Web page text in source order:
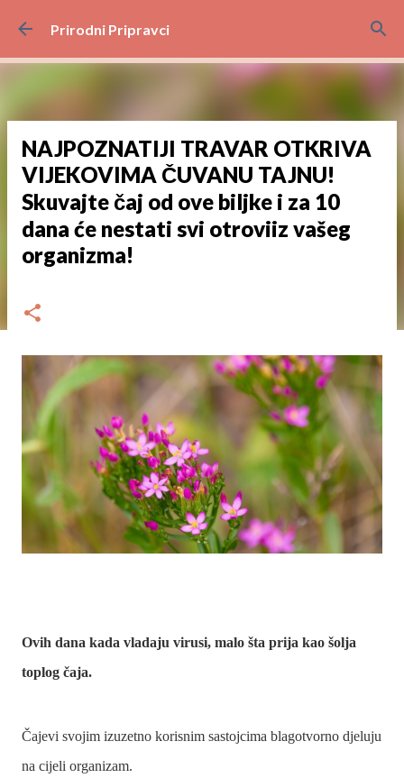
Preskoči na glavni sadržaj
Prirodni Pripravci
NAJPOZNATIJI TRAVAR OTKRIVA
VIJEKOVIMA ČUVANU TAJNU!
Skuvajte čaj od ove biljke i za 10
dana će nestati svi otroviiz vašeg
organizma!
Ovih dana kada vladaju virusi, malo šta prija kao šolja
toplog čaja.
Čajevi svojim izuzetno korisnim sastojcima blagotvorno djeluju
na cijeli organizam.